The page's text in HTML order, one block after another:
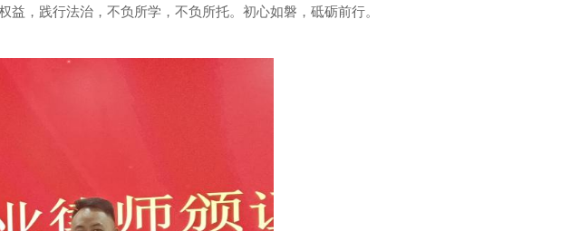
，践行法治，不负所学，不负所托。初心如磐，砥砺前行。